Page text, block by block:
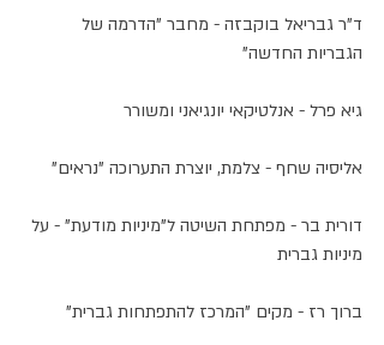
ד"ר גבריאל בוקבזה - מחבר "הדרמה של
הגבריות החדשה"
גיא פרל - אנלטיקאי יונגיאני ומשורר
אליסיה שחף - צלמת, יוצרת התערוכה "נראים"
דורית בר - מפתחת השיטה ל"מיניות מודעת" - על
מיניות גברית
ברוך רז - מקים "המרכז להתפתחות גברית"